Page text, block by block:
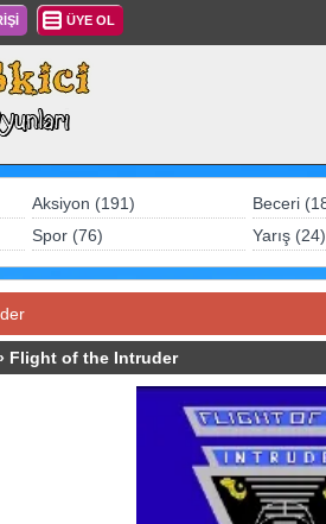
ÜYE OL
Aksiyon (191)
Beceri
Spor (76) Yarış (24)
Flight of the Intruder